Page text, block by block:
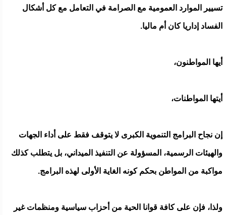
تسيير الموارد العمومية مع الصرامة في التعامل مع كل أشكال
الفساد إداريا كان أم ماليا.
أيها المواطنون،
أيتها المواطنات،
إن نجاح البرامج التنموية الكبرى لا يتوقف فقط على أداء الجهات
والهيئات الرسمية، المسؤولة عن التنفيذ الميداني، بل يتطلب كذلك
مواكبة من المواطن بحكم كونه الغاية الأولى لهذه البرامج.
ولذا، فإن على كافة قوانا الحية من أحزاب سياسية ومنظمات غير